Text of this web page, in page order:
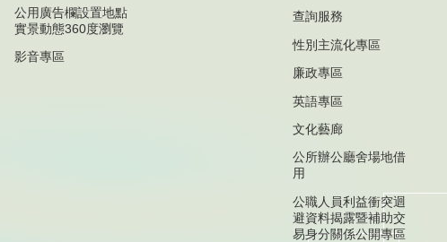
公用廣告欄設置地點
實景動態360度瀏覽
影音專區
查詢服務
性別主流化專區
廉政專區
英語專區
文化藝廊
公所辦公廳舍場地借
用
公職人員利益衝突迴
避資料揭露暨補助交
易身分關係公開專區